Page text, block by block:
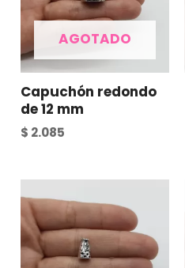
AGOTADO
Capuchón redondo
de 12 mm
$ 2.085